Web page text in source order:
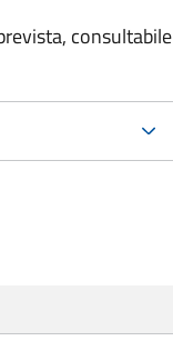
consultabile